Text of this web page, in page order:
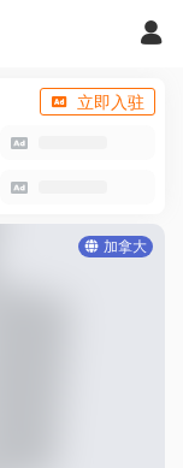
立即入驻
加拿大